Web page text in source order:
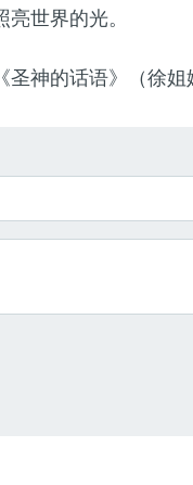
世界的光。
神的话语》（徐姐